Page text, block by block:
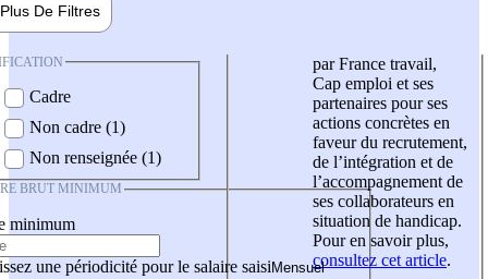
Plus De Filtres
Cadre
Non cadre (1)
Non renseignée (1)
BRUT MINIMUM
minimum
une périodicité pour le salaire saisi
par France travail,
Cap emploi et ses
partenaires pour ses
actions concrètes en
faveur du recrutement,
de l’intégration et de
l’accompagnement de
ses collaborateurs en
situation de handicap.
Pour en savoir plus,
consultez cet article.